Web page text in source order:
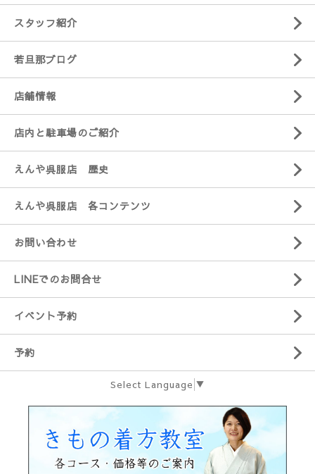
スタッフ紹介
若旦那ブログ
店舗情報
店内と駐車場のご紹介
えんや呉服店 歴史
えんや呉服店 各コンテンツ
お問い合わせ
LINEでのお問合せ
イベント予約
予約
Select Language ▼